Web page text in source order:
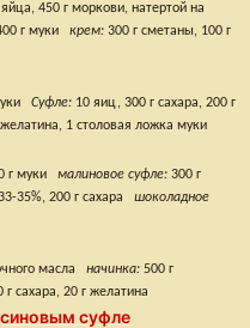
450 г моркови, натертой на
400 г мукикрем: 300 г сметаны, 100 г
Суфле: 10 яиц, 300 г сахара, 200 г
1 столовая ложка муки
г мукималиновое суфле: 300 г
35%, 200 г сахарашоколадное
масланачинка: 500 г
сахара, 20 г желатина
суфле